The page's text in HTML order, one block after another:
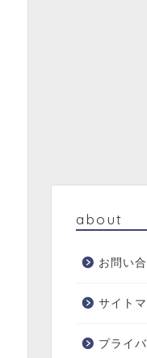
about
お問い
サイト
プライ